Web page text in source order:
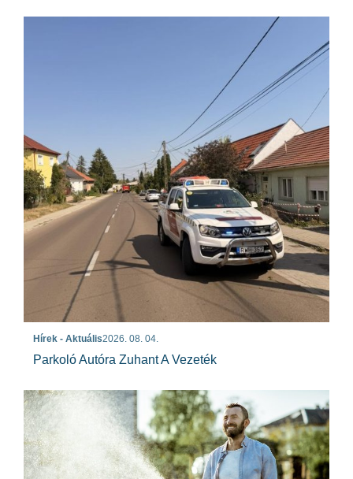
Hírek - Aktuális2026. 08. 04.
Parkoló Autóra Zuhant A Vezeték